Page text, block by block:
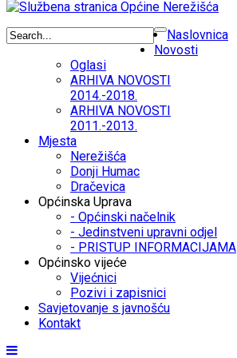
Naslovnica
Novosti
Oglasi
ARHIVA NOVOSTI
2014.-2018.
ARHIVA NOVOSTI
2011.-2013.
Mjesta
Nerežišća
Donji Humac
Dračevica
Općinska Uprava
- Općinski načelnik
- Jedinstveni upravni odjel
- PRISTUP INFORMACIJAMA
Općinsko vijeće
Vijećnici
Pozivi i zapisnici
Savjetovanje s javnošću
Kontakt